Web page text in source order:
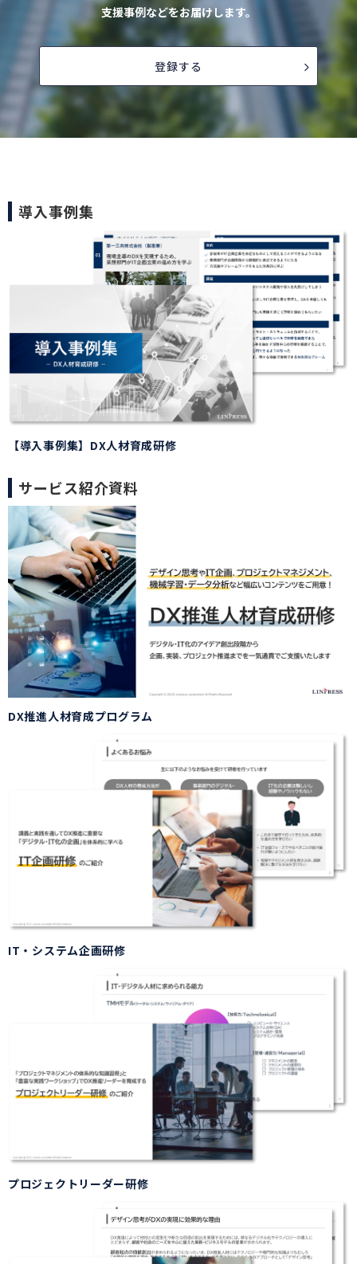
支援事例などをお届けします。
登録する
導入事例集
【導入事例集】DX人材育成研修
サービス紹介資料
DX推進人材育成プログラム
IT・システム企画研修
プロジェクトリーダー研修